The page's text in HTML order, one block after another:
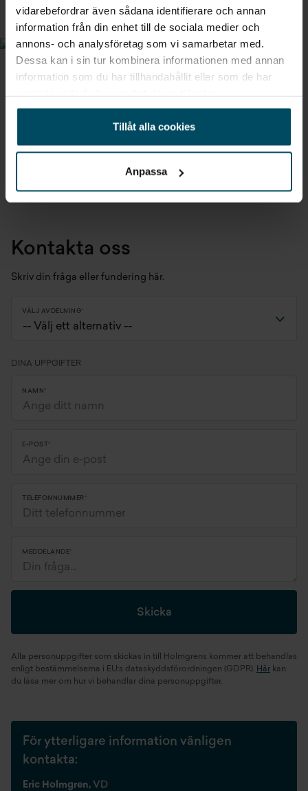
vidarebefordrar även sådana identifierare och annan
information från din enhet till de sociala medier och
annons- och analysföretag som vi samarbetar med.
Dessa kan i sin tur kombinera informationen med annan
information som du har tillhandahållit eller som de har
Tillåt alla cookies
Anpassa
Holmgrens Hyrbil logotyp vit
Ladda ned vit EPS
Kontakta oss
Skriv din fråga eller fundering här.
VÄLJ AVDELNING
DINA UPPGIFTER
NAMN
E-POST
TELEFONNUMMER
MEDDELANDE
Skicka
Alla personuppgifter som skickas in till Holmgrens kommer att behandlas
enligt bestämmelserna i EU:s dataskyddsförordningen (GDPR). Här kan
du läsa mer om hur vi behandlar dina personuppgifter.
För ytterligare information vänligen
kontakta:
Eric Holmgren, VD